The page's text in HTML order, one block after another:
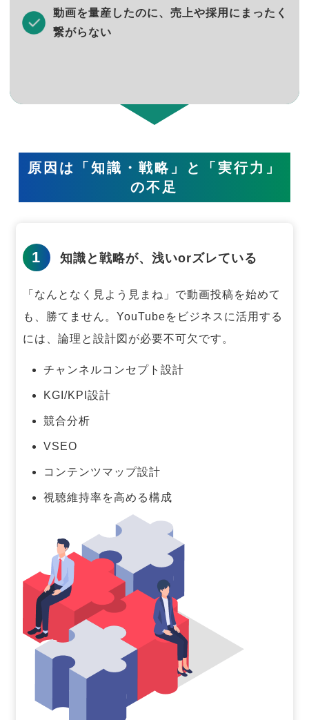
動画を量産したのに、売上や採用にまったく
繋がらない
原因は「知識・戦略」と「実行力」
の不足
1 知識と戦略が、浅いorズレている
「なんとなく見よう見まね」で動画投稿を始めて
も、勝てません。 YouTubeをビジネスに活用する
には、論理と設計図が必要不可欠です。
チャンネルコンセプト設計
KGI/KPI設計
競合分析
VSEO
コンテンツマップ設計
視聴維持率を高める構成